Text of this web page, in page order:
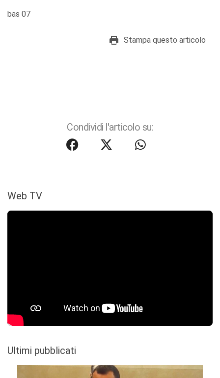
bas 07
Stampa questo articolo
Condividi l'articolo su:
Web TV
Ultimi pubblicati